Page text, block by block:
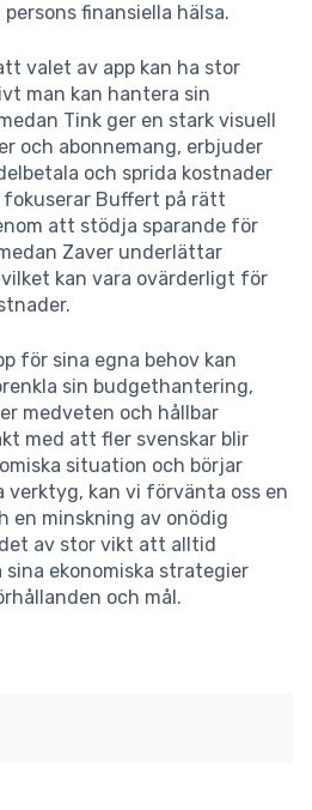
finansiella hälsa.
valet av app kan ha stor
man kan hantera sin
Tink ger en stark visuell
och abonnemang, erbjuder
och sprida kostnader
Buffert på rätt
att stödja sparande för
Zaver underlättar
kan vara ovärderligt för
för sina egna behov kan
sin budgethantering,
medveten och hållbar
med att fler svenskar blir
situation och börjar
verktyg, kan vi förvänta oss en
en minskning av onödig
av stor vikt att alltid
ekonomiska strategier
och mål.